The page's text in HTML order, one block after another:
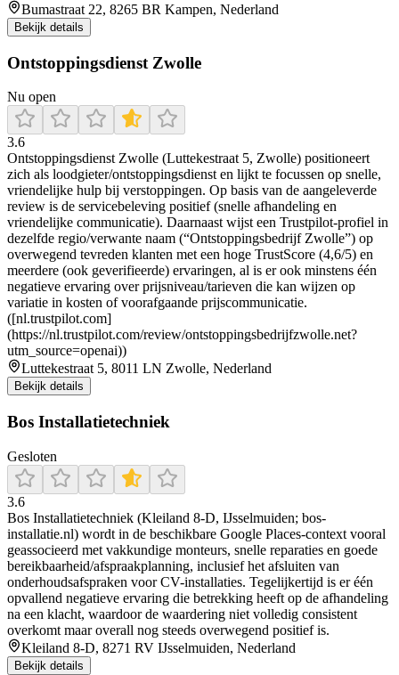
Bumastraat 22, 8265 BR Kampen, Nederland
Bekijk details
Ontstoppingsdienst Zwolle
Nu open
3.6
Ontstoppingsdienst Zwolle (Luttekestraat 5, Zwolle) positioneert
zich als loodgieter/ontstoppingsdienst en lijkt te focussen op snelle,
vriendelijke hulp bij verstoppingen. Op basis van de aangeleverde
review is de servicebeleving positief (snelle afhandeling en
vriendelijke communicatie). Daarnaast wijst een Trustpilot-profiel in
dezelfde regio/verwante naam (“Ontstoppingsbedrijf Zwolle”) op
overwegend tevreden klanten met een hoge TrustScore (4,6/5) en
meerdere (ook geverifieerde) ervaringen, al is er ook minstens één
negatieve ervaring over prijsniveau/tarieven die kan wijzen op
variatie in kosten of voorafgaande prijscommunicatie.
([nl.trustpilot.com]
(https://nl.trustpilot.com/review/ontstoppingsbedrijfzwolle.net?
utm_source=openai))
Luttekestraat 5, 8011 LN Zwolle, Nederland
Bekijk details
Bos Installatietechniek
Gesloten
3.6
Bos Installatietechniek (Kleiland 8-D, IJsselmuiden; bos-
installatie.nl) wordt in de beschikbare Google Places-context vooral
geassocieerd met vakkundige monteurs, snelle reparaties en goede
bereikbaarheid/afspraakplanning, inclusief het afsluiten van
onderhoudsafspraken voor CV-installaties. Tegelijkertijd is er één
opvallend negatieve ervaring die betrekking heeft op de afhandeling
na een klacht, waardoor de waardering niet volledig consistent
overkomt maar overall nog steeds overwegend positief is.
Kleiland 8-D, 8271 RV IJsselmuiden, Nederland
Bekijk details